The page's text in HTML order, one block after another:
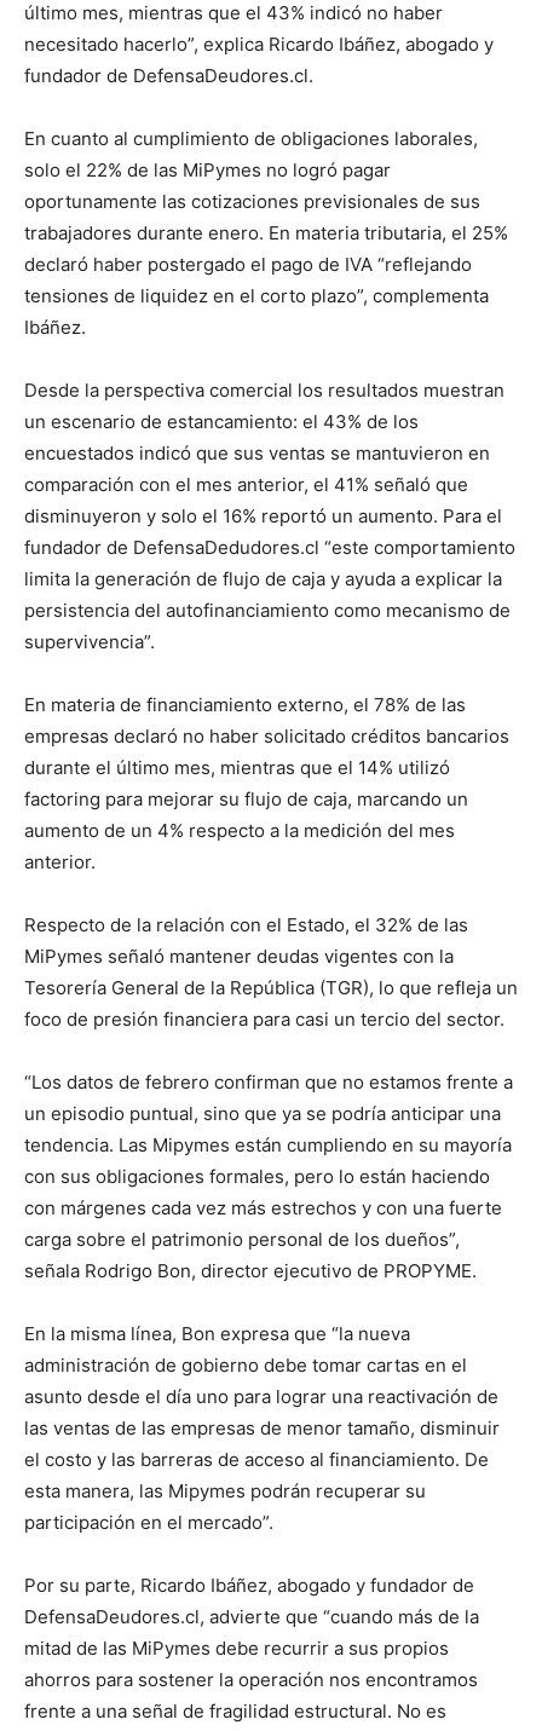
último mes, mientras que el 43% indicó no haber
necesitado hacerlo”, explica Ricardo Ibáñez, abogado y
fundador de DefensaDeudores.cl.
En cuanto al cumplimiento de obligaciones laborales,
solo el 22% de las MiPymes no logró pagar
oportunamente las cotizaciones previsionales de sus
trabajadores durante enero. En materia tributaria, el 25%
declaró haber postergado el pago de IVA “reflejando
tensiones de liquidez en el corto plazo”, complementa
Ibáñez.
Desde la perspectiva comercial los resultados muestran
un escenario de estancamiento: el 43% de los
encuestados indicó que sus ventas se mantuvieron en
comparación con el mes anterior, el 41% señaló que
disminuyeron y solo el 16% reportó un aumento. Para el
fundador de DefensaDedudores.cl “este comportamiento
limita la generación de flujo de caja y ayuda a explicar la
persistencia del autofinanciamiento como mecanismo de
supervivencia”.
En materia de financiamiento externo, el 78% de las
empresas declaró no haber solicitado créditos bancarios
durante el último mes, mientras que el 14% utilizó
factoring para mejorar su flujo de caja, marcando un
aumento de un 4% respecto a la medición del mes
anterior.
Respecto de la relación con el Estado, el 32% de las
MiPymes señaló mantener deudas vigentes con la
Tesorería General de la República (TGR), lo que refleja un
foco de presión financiera para casi un tercio del sector.
“Los datos de febrero confirman que no estamos frente a
un episodio puntual, sino que ya se podría anticipar una
tendencia. Las Mipymes están cumpliendo en su mayoría
con sus obligaciones formales, pero lo están haciendo
con márgenes cada vez más estrechos y con una fuerte
carga sobre el patrimonio personal de los dueños”,
señala Rodrigo Bon, director ejecutivo de PROPYME.
En la misma línea, Bon expresa que “la nueva
administración de gobierno debe tomar cartas en el
asunto desde el día uno para lograr una reactivación de
las ventas de las empresas de menor tamaño, disminuir
el costo y las barreras de acceso al financiamiento. De
esta manera, las Mipymes podrán recuperar su
participación en el mercado”.
Por su parte, Ricardo Ibáñez, abogado y fundador de
DefensaDeudores.cl, advierte que “cuando más de la
mitad de las MiPymes debe recurrir a sus propios
ahorros para sostener la operación nos encontramos
frente a una señal de fragilidad estructural. No es